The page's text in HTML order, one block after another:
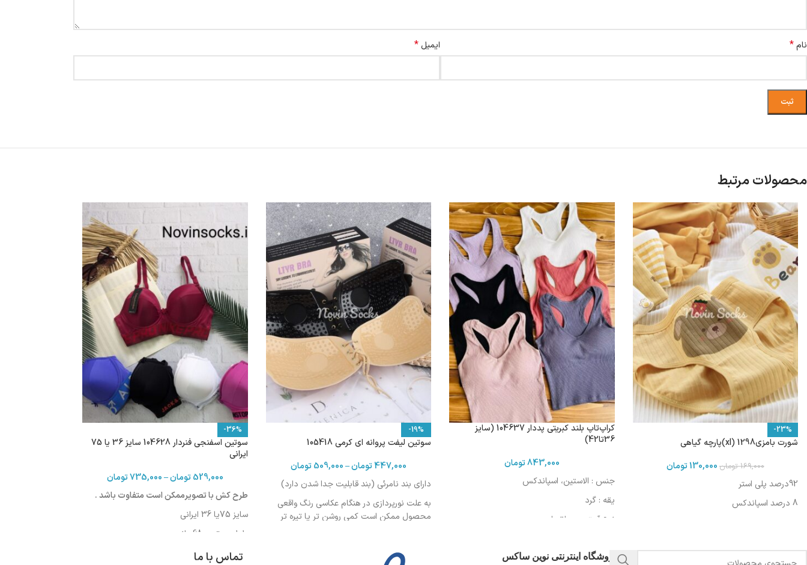
نام* ایمیل *
محصولات مرتبط
-23%
شورت بامزی1298 (xl)پارچه گیاهی
169,000 تومان 130,000تومان
92درصد پلی استر
8 درصد اسپاندکس
کراپ‌تاپ بلند کبریتی پددار 104637 (سایز
36تا42)
843,000تومان
جنس : الاستین، اسپاندکس
یقه : گرد
نوع آستین : حلقه ای
-19%
سوتین لیفت پروانه ای کرمی 105418
447,000تومان–
509,000 تومان
دارای بند نامرئی (بند قابلیت جدا شدن دارد)
به علت نورپردازی در هنگام عکاسی رنگ واقعی
محصول ممکن است کمی روشن تر یا تیره تر
-36%
سوتین اسفنجی فنردار 104628 سایز 36 یا 75
ایرانی
529,000 تومان–
735,000تومان
طرح کش با تصویرممکن است متفاوت باشد .
سایز 75یا 36 ایرانی
طول سوتین :68سانت
دورکمر: 75-79 سانت
فروشگاه اینترنتی نوین ساکس تماس با ما